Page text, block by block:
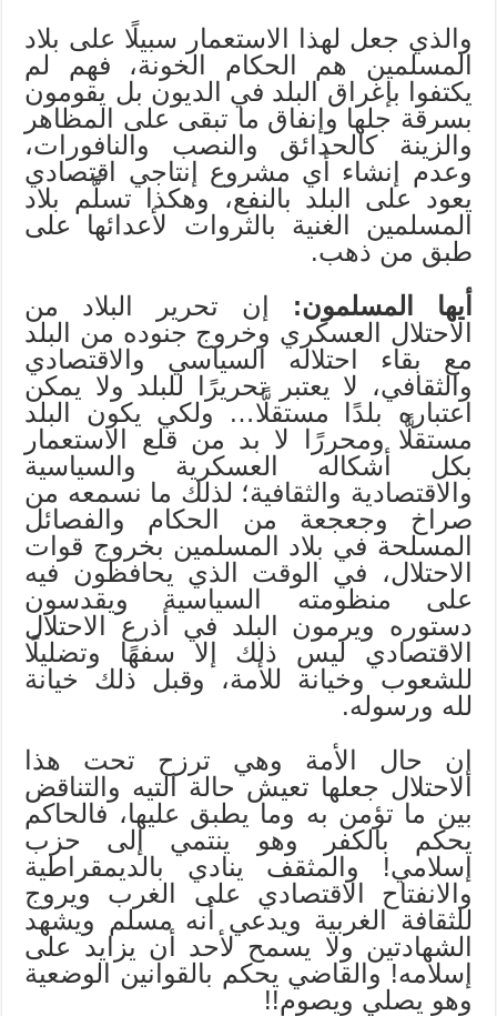
والذي جعل لهذا الاستعمار سبيلًا على بلاد
المسلمين هم الحكام الخونة، فهم لم
يكتفوا بإغراق البلد في الديون بل يقومون
بسرقة جلها وإنفاق ما تبقى على المظاهر
والزينة كالحدائق والنصب والنافورات،
وعدم إنشاء أي مشروع إنتاجي اقتصادي
يعود على البلد بالنفع، وهكذا تسلَّم بلاد
المسلمين الغنية بالثروات لأعدائها على
طبق من ذهب.
أيها المسلمون: إن تحرير البلاد من
الاحتلال العسكري وخروج جنوده من البلد
مع بقاء احتلاله السياسي والاقتصادي
والثقافي، لا يعتبر تحريرًا للبلد ولا يمكن
اعتباره بلدًا مستقلًّا… ولكي يكون البلد
مستقلًّا ومحررًا لا بد من قلع الاستعمار
بكل أشكاله العسكرية والسياسية
والاقتصادية والثقافية؛ لذلك ما نسمعه من
صراخ وجعجعة من الحكام والفصائل
المسلحة في بلاد المسلمين بخروج قوات
الاحتلال، في الوقت الذي يحافظون فيه
على منظومته السياسية ويقدسون
دستوره ويرمون البلد في أذرع الاحتلال
الاقتصادي ليس ذلك إلا سفهًا وتضليلًا
للشعوب وخيانة للأمة، وقبل ذلك خيانة
لله ورسوله.
إن حال الأمة وهي ترزح تحت هذا
الاحتلال جعلها تعيش حالة التيه والتناقض
بين ما تؤمن به وما يطبق عليها، فالحاكم
يحكم بالكفر وهو ينتمي إلى حزب
إسلامي! والمثقف ينادي بالديمقراطية
والانفتاح الاقتصادي على الغرب ويروج
للثقافة الغربية ويدعي أنه مسلم ويشهد
الشهادتين ولا يسمح لأحد أن يزايد على
إسلامه! والقاضي يحكم بالقوانين الوضعية
وهو يصلي ويصوم!!